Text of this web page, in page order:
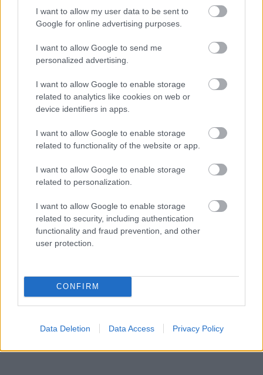
I want to allow my user data to be sent to
Google for online advertising purposes.
I want to allow Google to send me
personalized advertising.
I want to allow Google to enable storage
related to analytics like cookies on web or
device identifiers in apps.
I want to allow Google to enable storage
related to functionality of the website or app.
I want to allow Google to enable storage
related to personalization.
I want to allow Google to enable storage
related to security, including authentication
functionality and fraud prevention, and other
user protection.
CONFIRM
Data Deletion Data Access Privacy Policy
Rūgts! Latvijā slavenākais
japānis Masaki mijis
gredzenus ar mīļoto –
kāzās izskanēja arī īpaši
skaista latviešu dziesma
skatiens
“izurbjas” citiem cauri:
3 datumi, kuros
dzimušos mēdz
“Latvijasizlase nav par
ādas krāsu.” Latvijas
Basketbola savienības
sabiedrības šķautni